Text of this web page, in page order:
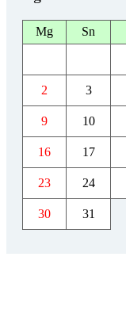
Mg Sn
2 3
9 10
16 17
23 24
30 31